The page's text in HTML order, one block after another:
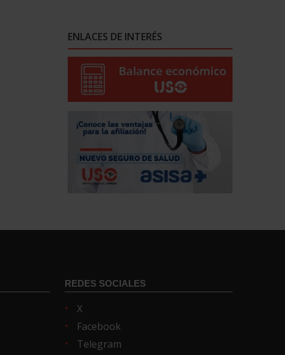
ENLACES DE INTERÉS
REDES SOCIALES
X
Facebook
Telegram